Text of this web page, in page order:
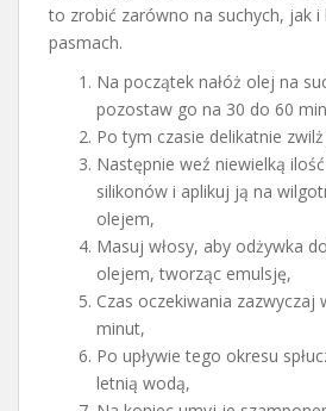
to zrobić zarówno na suchych, jak i
pasmach.
Na początek nałóż olej na
pozostaw go na 30 do 60
Po tym czasie delikatnie
Następnie weź niewielką
silikonów i aplikuj ją na
olejem,
Masuj włosy, aby odżywka
olejem, tworząc emulsję,
Czas oczekiwania zazwyczaj
minut,
Po upływie tego okresu
letnią wodą,